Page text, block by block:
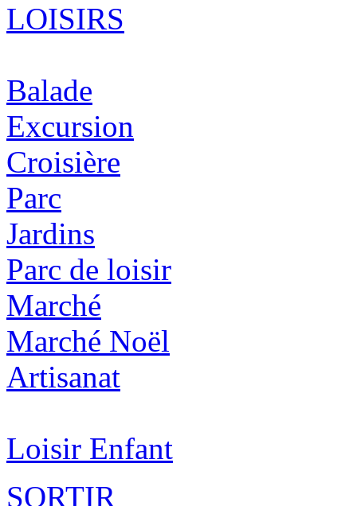
LOISIRS
Balade
Excursion
Croisière
Parc
Jardins
Parc de loisir
Marché
Marché Noël
Artisanat
Loisir Enfant
SORTIR